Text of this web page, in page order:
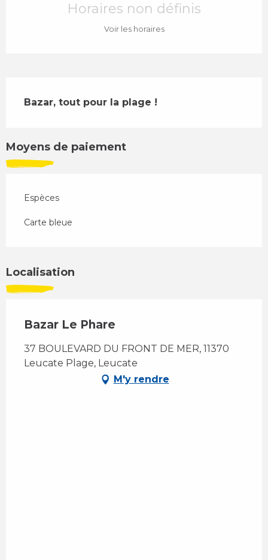
Horaires non définis
Voir les horaires
Bazar, tout pour la plage !
Moyens de paiement
Espèces
Carte bleue
Localisation
Bazar Le Phare
37 BOULEVARD DU FRONT DE MER, 11370
Leucate Plage, Leucate
M'y rendre